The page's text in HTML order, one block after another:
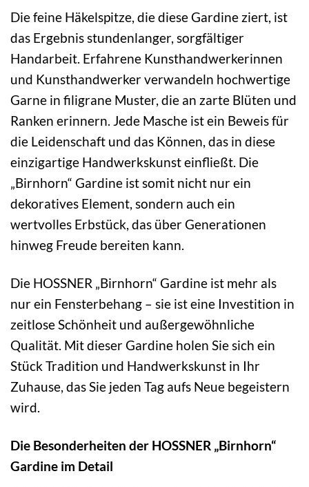
Die feine Häkelspitze, die diese Gardine ziert, ist
das Ergebnis stundenlanger, sorgfältiger
Handarbeit. Erfahrene Kunsthandwerkerinnen
und Kunsthandwerker verwandeln hochwertige
Garne in filigrane Muster, die an zarte Blüten und
Ranken erinnern. Jede Masche ist ein Beweis für
die Leidenschaft und das Können, das in diese
einzigartige Handwerkskunst einfließt. Die
„Birnhorn“ Gardine ist somit nicht nur ein
dekoratives Element, sondern auch ein
wertvolles Erbstück, das über Generationen
hinweg Freude bereiten kann.
Die HOSSNER „Birnhorn“ Gardine ist mehr als
nur ein Fensterbehang – sie ist eine Investition in
zeitlose Schönheit und außergewöhnliche
Qualität. Mit dieser Gardine holen Sie sich ein
Stück Tradition und Handwerkskunst in Ihr
Zuhause, das Sie jeden Tag aufs Neue begeistern
wird.
Die Besonderheiten der HOSSNER „Birnhorn“
Gardine im Detail